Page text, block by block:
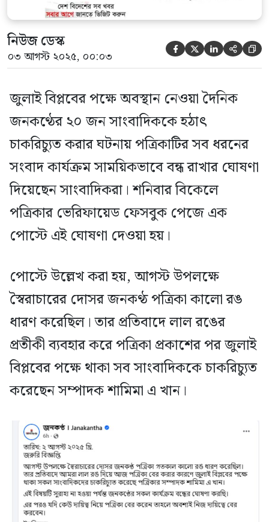
নিউজ ডেস্ক
০৩ আগস্ট ২০২৫, ০০:০৩     
জুলাই বিপ্লবের পক্ষে অবস্থান নেওয়া দৈনিক
জনকণ্ঠের ২০ জন সাংবাদিককে হঠাৎ
চাকরিচ্যুত করার ঘটনায় পত্রিকাটির সব ধরনের
সংবাদ কার্যক্রম সাময়িকভাবে বন্ধ রাখার ঘোষণা
দিয়েছেন সাংবাদিকরা। শনিবার বিকেলে
পত্রিকার ভেরিফায়েড ফেসবুক পেজে এক
পোস্টে এই ঘোষণা দেওয়া হয়।
পোস্টে উল্লেখ করা হয়, আগস্ট উপলক্ষে
স্বৈরাচারের দোসর জনকণ্ঠ পত্রিকা কালো রঙ
ধারণ করেছিল। তার প্রতিবাদে লাল রঙের
প্রতীকী ব্যবহার করে পত্রিকা প্রকাশের পর জুলাই
বিপ্লবের পক্ষে থাকা সব সাংবাদিককে চাকরিচ্যুত
করেছেন সম্পাদক শামিমা এ খান।